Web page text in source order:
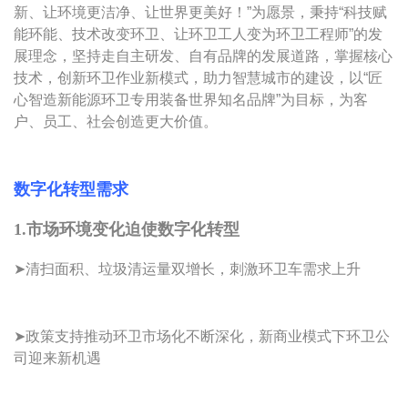
新、让环境更洁净、让世界更美好！”为愿景，秉持“科技赋
能环能、技术改变环卫、让环卫工人变为环卫工程师”的发
展理念，坚持走自主研发、自有品牌的发展道路，掌握核心
技术，创新环卫作业新模式，助力智慧城市的建设，以“匠
心智造新能源环卫专用装备世界知名品牌”为目标，为客
户、员工、社会创造更大价值。
数字化转型需求
1.市场环境变化迫使数字化转型
➤清扫面积、垃圾清运量双增长，刺激环卫车需求上升
➤政策支持推动环卫市场化不断深化，新商业模式下环卫公
司迎来新机遇